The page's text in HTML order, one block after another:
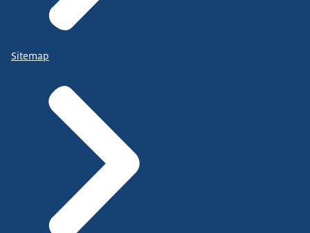
Sitemap